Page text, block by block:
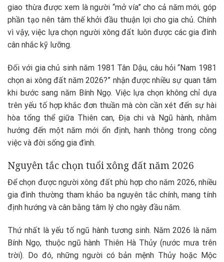
giao thừa được xem là người “mở vía” cho cả năm mới, góp
phần tạo nên tâm thế khởi đầu thuận lợi cho gia chủ. Chính
vì vậy, việc lựa chọn người xông đất luôn được các gia đình
cân nhắc kỹ lưỡng.
Đối với gia chủ sinh năm 1981 Tân Dậu, câu hỏi “Nam 1981
chọn ai xông đất năm 2026?” nhận được nhiều sự quan tâm
khi bước sang năm Bính Ngọ. Việc lựa chọn không chỉ dựa
trên yếu tố hợp khắc đơn thuần mà còn cần xét đến sự hài
hòa tổng thể giữa Thiên can, Địa chi và Ngũ hành, nhằm
hướng đến một năm mới ổn định, hanh thông trong công
việc và đời sống gia đình.
Nguyên tắc chọn tuổi xông đất năm 2026
Để chọn được người xông đất phù hợp cho năm 2026, nhiều
gia đình thường tham khảo ba nguyên tắc chính, mang tính
định hướng và cân bằng tâm lý cho ngày đầu năm.
Thứ nhất là yếu tố ngũ hành tương sinh. Năm 2026 là năm
Bính Ngọ, thuộc ngũ hành Thiên Hà Thủy (nước mưa trên
trời). Do đó, những người có bản mệnh Thủy hoặc Mộc